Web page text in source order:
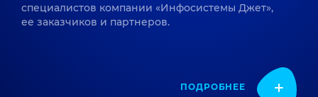
специалистов компании «Инфосистемы Джет»,
ее заказчиков и партнеров.
ПОДРОБНЕЕ